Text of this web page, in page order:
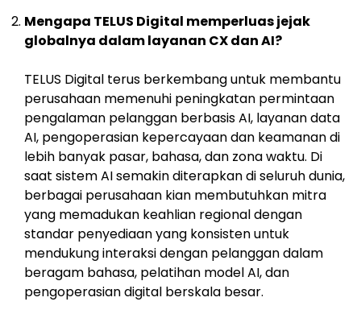
Mengapa TELUS Digital memperluas jejak
globalnya dalam layanan CX dan AI?
TELUS Digital terus berkembang untuk membantu
perusahaan memenuhi peningkatan permintaan
pengalaman pelanggan berbasis AI, layanan data
AI, pengoperasian kepercayaan dan keamanan di
lebih banyak pasar, bahasa, dan zona waktu. Di
saat sistem AI semakin diterapkan di seluruh dunia,
berbagai perusahaan kian membutuhkan mitra
yang memadukan keahlian regional dengan
standar penyediaan yang konsisten untuk
mendukung interaksi dengan pelanggan dalam
beragam bahasa, pelatihan model AI, dan
pengoperasian digital berskala besar.